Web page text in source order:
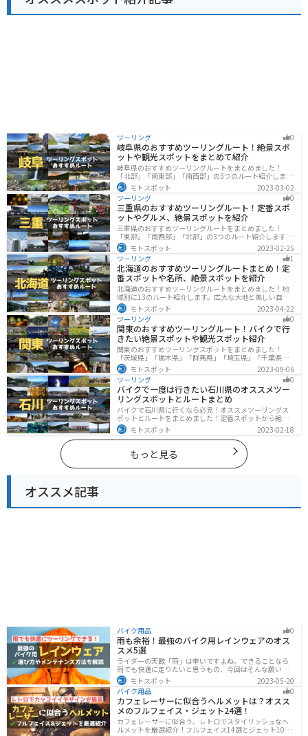
など、観光スポットも点在しており、ツーリングの拠点
としてもおすすめです。 奥大山の豊かな自然の中で、雄
ツーリング 0
岐阜県のおすすめツーリングルート！絶景スポ
ットや観光スポットをまとめて紹介
岐阜県のおすすめツーリングルートをまとめました！
「北部」「南東部」「南西部」の3つのルート紹介しま
す。自然豊かな山が充実しており、山を生かした施設や
グルメ、絶景スポットなど、自然を満喫するツーリング
ができます。バイクで岐阜県にツーリングに行く際は参
考にしてください。
モトスポット
2023-03-02
ツーリング
0
三重県のおすすめツーリングルート！定番スポ
ットやグルメ、絶景スポットを紹介
三重県のおすすめツーリングルートをまとめました！
「東部」「南西部」「北部」の3つのルート紹介します。
標高の高いスカイラインからリアス式海岸まであるの
で、飽きることなくツーリングを堪能できます。バイク
で三重県にツーリングに行く際は参考にしてください。
モトスポット
2023-02-25
ツーリング
1
北海道のおすすめツーリングルートまとめ！定
番スポットや名所、絶景スポットを紹介
北海道のおすすめツーリングルートをまとめました！地
域別に13のルート紹介します。広大な大地と美しい自然
が広がり、四季折々の魅力を楽しめる観光スポットが数
多くあります。バイクで北海道にツーリングに行く際は
参考にしてください。
モトスポット
2023-04-22
ツーリング
0
関東のおすすめツーリングルート！バイクで行
きたい絶景スポットや観光スポット紹介
関東のおすすめツーリングスポットをまとめました！
「茨城県」「栃木県」「群馬県」「埼玉県」「千葉県」
「東京都」「神奈川県」の各県の観光地紹介します。自
然豊かな山々や湖、温泉地が点在し、四季折々の景色を
楽しめるスポットが多数あります。バイクで関東にツー
リングに行く際は参考にしてください。
モトスポット
2023-09-06
ツーリング
0
バイクで一度は行きたい石川県のオススメツー
リングスポットとルートまとめ
バイクで石川県に行くなら必見！オススメツーリングス
ポットとルートをまとめました！定番スポットから絶景
スポット、温泉、海、グルメなど様々なジャンルで楽し
めます。バイクで石川ツーリングに行こうと思っている
人は、参考にしてください。
モトスポット 2023-02-18
もっと見る
オススメ記事
バイク用品 0
雨も余裕！最強のバイク用レインウェアのオス
スメ5選
ライダーの天敵「雨」は辛いですよね。できることなら
雨でも快適に走りたいと思うもの、今回はそんな願いを
叶える最強のバイク用レインウェアを紹介します。レイ
ンウェアの選び方や撥水力が落ちてきた時のメンテナン
ス方法もまとめたので、参考にしてください。
モトスポット
2023-05-20
バイク用品
0
カフェレーサーに似合うヘルメットは？オスス
メのフルフェイス・ジェット24選！
カフェレーサーに似合う、レトロでスタイリッシュなヘ
ルメットを厳選紹介！フルフェイス14選とジェット10選